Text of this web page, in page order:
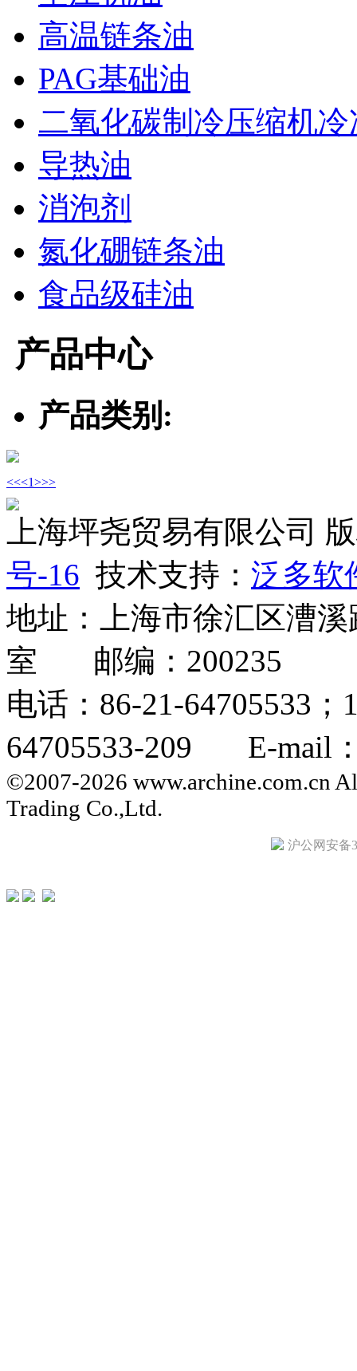
高温链条油
PAG基础油
二氧化碳制冷压缩机冷
导热油
消泡剂
氮化硼链条油
食品级硅油
产品中心
产品类别:
<<<1>>>
上海坪尧贸易有限公司
号-16 技术支持： 泛多软
地址：上海市徐汇区漕
室 邮编：200235
电话：86-21-64705533
64705533-209 E-mail：
©2007-2026 www.archine.com.cn
Trading Co.,Ltd.
沪公网安备